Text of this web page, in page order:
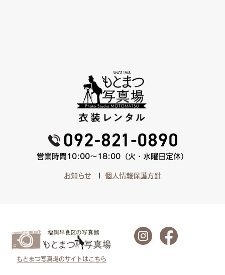
営業時間10:00〜18:00（火・水曜日定休）
お知らせ 個人情報保護方針
もとまつ写真場のサイトはこちら